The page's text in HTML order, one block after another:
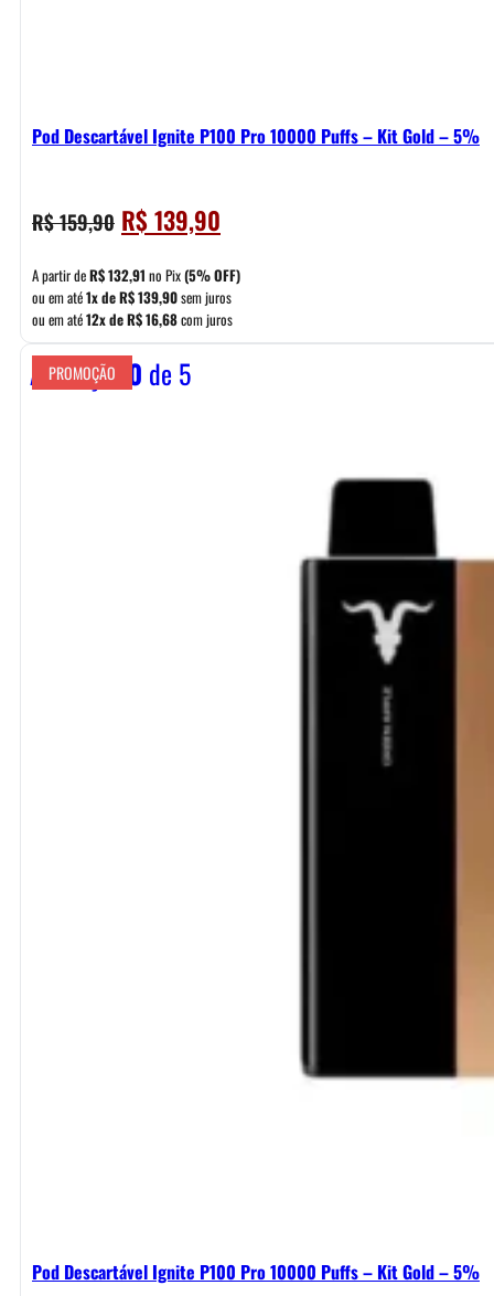
Pod Descartável Ignite P100 Pro 10000 Puffs – Kit Gold – 5%
R$159,90 O
preço
original
era:
R$ 159,90.
R$139,90
preço
atual
é:
R$ 139,90.
A partir deR$132,91 no Pix(5% OFF)
ou em até1x deR$139,90sem juros
ou em até12x deR$16,68com juros
Avaliação 0 de 5
PROMOÇÃO
Pod Descartável Ignite P100 Pro 10000 Puffs – Kit Gold – 5%